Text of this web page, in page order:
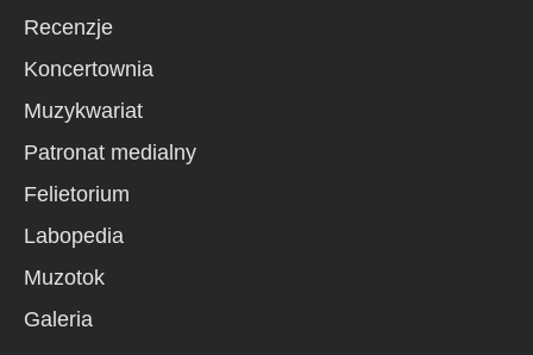
Recenzje
Koncertownia
Muzykwariat
Patronat medialny
Felietorium
Labopedia
Muzotok
Galeria